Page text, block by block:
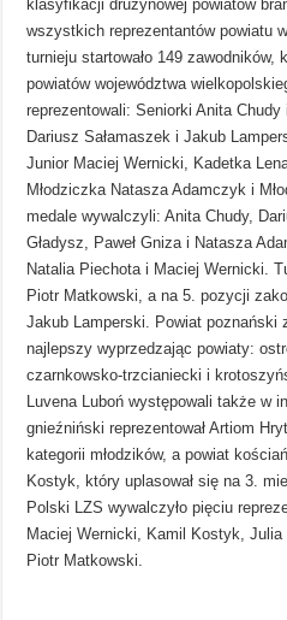
klasyfikacji drużynowej powiatów
wszystkich reprezentantów powiatu
turnieju startowało 149 zawodników,
powiatów województwa
reprezentowali: Seniorki Anita
Dariusz Sałamaszek i Jakub
Junior Maciej Wernicki, Kadetka
Młodziczka Natasza Adamczyk i
medale wywalczyli: Anita Chudy,
Gładysz, Paweł Gniza i Natasza
Natalia Piechota i Maciej Wernicki.
Piotr Matkowski, a na 5. pozycji
Jakub Lamperski. Powiat poznański
najlepszy wyprzedzając powiaty:
czarnkowsko-trzcianiecki i
Luvena Luboń występowali także w
gnieźniński reprezentował Artiom
kategorii młodzików, a powiat
Kostyk, który uplasował się na 3.
Polski LZS wywalczyło pięciu
Maciej Wernicki, Kamil Kostyk,
Piotr Matkowski.